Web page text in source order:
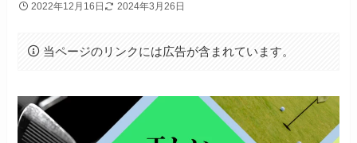
2022年12月16日 2024年3月26日
当ページのリンクには広告が含まれています。